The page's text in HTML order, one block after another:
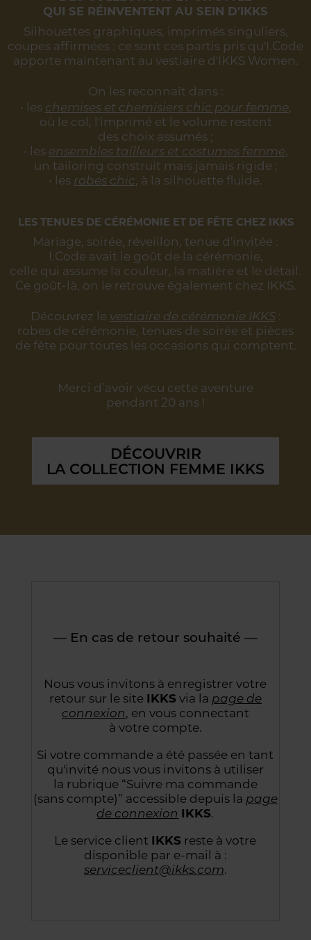
QUI SE RÉINVENTENT AU SEIN D'IKKS
Silhouettes graphiques, imprimés singuliers,
coupes affirmées : ce sont ces partis pris qu'I.Code
apporte maintenant au vestiaire d'IKKS Women.
On les reconnaît dans :
• les chemises et chemisiers chic pour femme,
où le col, l'imprimé et le volume restent
des choix assumés ;
• les ensembles tailleurs et costumes femme,
un tailoring construit mais jamais rigide ;
• les robes chic, à la silhouette fluide.
LES TENUES DE CÉRÉMONIE ET DE FÊTE CHEZ IKKS
Mariage, soirée, réveillon, tenue d'invitée :
I.Code avait le goût de la cérémonie,
celle qui assume la couleur, la matière et le détail.
Ce goût-là, on le retrouve également chez IKKS.
Découvrez le vestiaire de cérémonie IKKS:
robes de cérémonie, tenues de soirée et pièces
de fête pour toutes les occasions qui comptent.
Merci d’avoir vécu cette aventure
pendant 20 ans !
DÉCOUVRIR
LA COLLECTION FEMME IKKS
— En cas de retour souhaité —
Nous vous invitons à enregistrer votre
retour sur le site IKKS via la page de
connexion, en vous connectant
à votre compte.
Si votre commande a été passée en tant
qu'invité nous vous invitons à utiliser
la rubrique “Suivre ma commande
(sans compte)” accessible depuis la page
de connexion IKKS.
Le service client IKKS reste à votre
disponible par e-mail à :
serviceclient@ikks.com.